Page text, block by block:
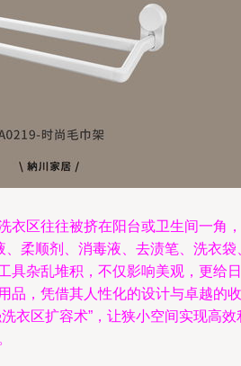
衣区往往被挤在阳台或卫生间一角，
、柔顺剂、消毒液、去渍笔、洗衣袋
杂乱堆积，不仅影响美观，更给日
品，凭借其人性化的设计与卓越的收
衣区扩容术”，让狭小空间实现高效